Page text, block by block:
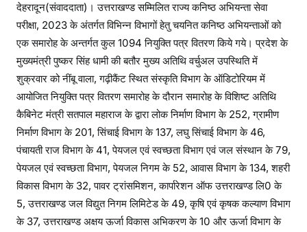
देहरादून(संवाददाता)। उत्तराखण्ड सम्मिलित राज्य कनिष्ठ अभियन्ता सेवा
परीक्षा, 2023 के अंतर्गत विभिन्न विभागों हेतु चयनित कनिष्ठ अभियन्ताओं को
एक समारोह के अन्तर्गत कुल 1094 नियुक्ति पत्र वितरण किये गये। प्रदेश के
मुख्यमंत्री पुष्कर सिंह धामी की बतौर मुख्य अतिथि वर्चुअल उपस्थिति में
शुक्रवार को नींबू वाला, गढ़ीकैंट स्थित संस्कृति विभाग के ऑडिटोरियम में
आयोजित नियुक्ति पत्र वितरण समारोह के दौरान समारोह के विशिष्ट अतिथि
कैबिनेट मंत्री सतपाल महाराज के द्वारा लोक निर्माण विभाग के 252, ग्रामीण
निर्माण विभाग के 201, सिंचाई विभाग के 137, लघु सिंचाई विभाग के 46,
पंचायती राज विभाग के 41, पेयजल एवं स्वच्छता विभाग एवं जल संस्थान के 79,
पेयजल एवं स्वच्छता विभाग, पेयजल निगम के 52, आवास विभाग के 134, शहरी
विकास विभाग के 32, पावर ट्रांसमिशन, कार्पारेशन ऑफ उत्तराखण्ड लि0 के
5, उत्तराखण्ड जल विद्युत निगम लिमिटेड के 49, कृषि एवं कृषक कल्याण विभाग
के 37, उत्तराखण्ड अक्षय ऊर्जा विकास अभिकरण के 10 और ऊर्जा विभाग के